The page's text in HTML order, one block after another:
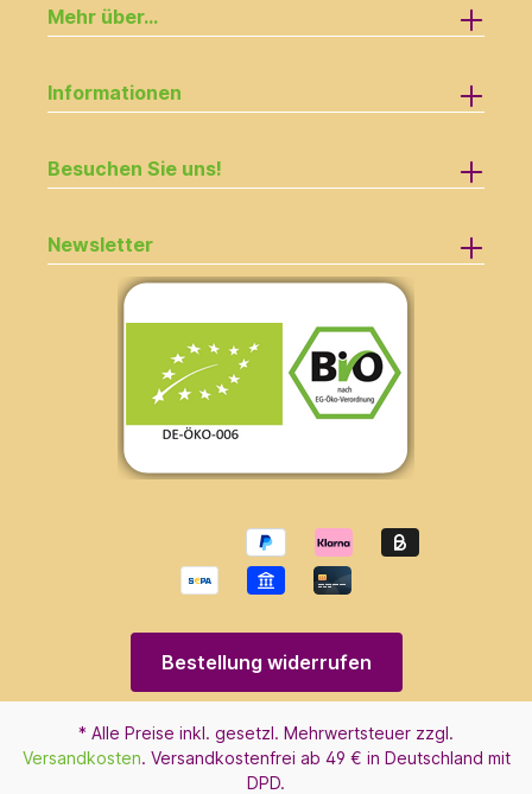
Mehr über...
Informationen
Besuchen Sie uns!
Newsletter
Bestellung widerrufen
* Alle Preise inkl. gesetzl. Mehrwertsteuer zzgl.
Versandkosten. Versandkostenfrei ab 49 € in Deutschland mit
DPD.